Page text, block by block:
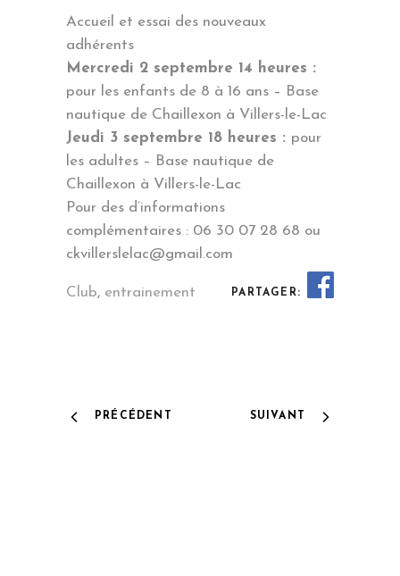
Accueil et essai des nouveaux
adhérents
Mercredi 2 septembre 14 heures :
pour les enfants de 8 à 16 ans – Base
nautique de Chaillexon à Villers-le-Lac
Jeudi 3 septembre 18 heures : pour
les adultes – Base nautique de
Chaillexon à Villers-le-Lac
Pour des d’informations
complémentaires : 06 30 07 28 68 ou
ckvillerslelac@gmail.com
Club, entrainement PARTAGER:
PRÉCÉDENT SUIVANT